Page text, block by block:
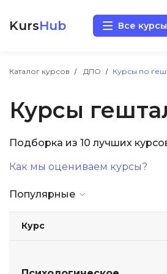
KursHub Все курсы
Каталог курсов ДПО Курсы по
Курсы
Подборка из 10 лучших
Как мы оцениваем курсы?
Популярные
Курс